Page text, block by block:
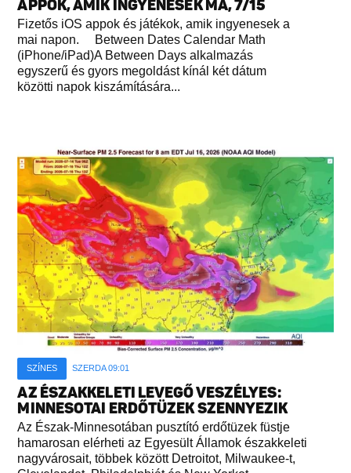
APPOK, AMIK INGYENESEK MA, 7/15
Fizetős iOS appok és játékok, amik ingyenesek a
mai napon. Between Dates Calendar Math
(iPhone/iPad)A Between Days alkalmazás
egyszerű és gyors megoldást kínál két dátum
közötti napok kiszámítására...
SZÍNES SZERDA 09:01
AZ ÉSZAKKELETI LEVEGŐ VESZÉLYES:
MINNESOTAI ERDŐTÜZEK SZENNYEZIK
Az Észak-Minnesotában pusztító erdőtüzek füstje
hamarosan elérheti az Egyesült Államok északkeleti
nagyvárosait, többek között Detroitot, Milwaukee-t,